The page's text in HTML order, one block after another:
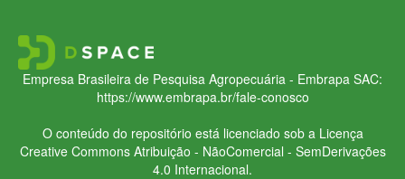
Empresa Brasileira de Pesquisa Agropecuária - Embrapa SAC:
https://www.embrapa.br/fale-conosco
O conteúdo do repositório está licenciado sob a Licença
Creative CommonsAtribuição - NãoComercial - SemDerivações
4.0 Internacional.